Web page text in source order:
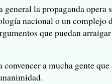
la pro­pa­ganda opera
nacio­nal o un
que pue­dan
a mucha gente que